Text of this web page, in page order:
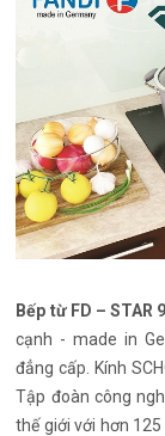
Bếp từ FD – STAR
cạnh - made in
đẳng cấp. Kính
Tập đoàn công
thế giới với hơn